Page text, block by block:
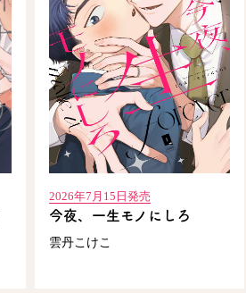
2026年7月15日発売
今夜、一生モノにしろ
雲丹こけこ